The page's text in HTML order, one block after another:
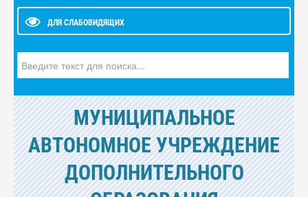
ДЛЯ СЛАБОВИДЯЩИХ
МУНИЦИПАЛЬНОЕ
АВТОНОМНОЕ УЧРЕЖДЕНИЕ
ДОПОЛНИТЕЛЬНОГО